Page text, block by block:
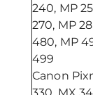
240, MP
270, MP
480, MP
499
Canon